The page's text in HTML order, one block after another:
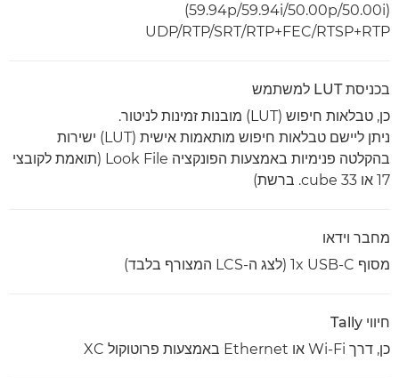
(59.94p/59.94i/50.00p/50.00i)
UDP/RTP/SRT/RTP+FEC/RTSP+RTP
בכניסת LUT למשתמש
כן, טבלאות חיפוש (LUT) מובנות זמינות לניטור.
ניתן ליישם טבלאות חיפוש מותאמות אישית (LUT) ישירות
בהקלטה פנימיות באמצעות הפונקציה Look File (תואמת לקובצי
17 או 33 ‎.cube ברשת)
מחבר וידאו
מסוף 1x USB-C (לצג ה-LCS המצורף בלבד)
חיווי Tally
כן, דרך Wi-Fi או Ethernet באמצעות פרוטוקול XC